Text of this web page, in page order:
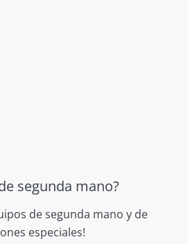
segunda mano?
de segunda mano y de
especiales!